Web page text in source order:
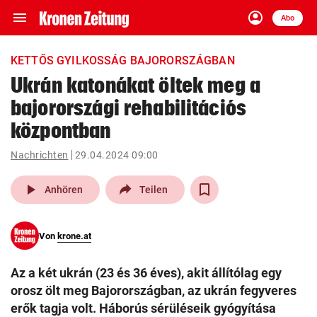
menu Navigation
ein-/ausklappen
account_circle
Anmelden
Abo
close Schließen
account_circle Anmelden
arrow_right
pin_drop
Wien
bookmark Merkliste
search
Suchbegriff
KETTŐS GYILKOSSÁG BAJORORSZÁGBAN
Ukrán katonákat öltek meg a
bajorországi rehabilitációs
központban
Nachrichten 29.04.2024 09:00
play_arrow Anhören Teilen
Von krone.at
Az a két ukrán (23 és 36 éves), akit állítólag egy
orosz ölt meg Bajorországban, az ukrán fegyveres
erők tagja volt. Háborús sérüléseik gyógyítása